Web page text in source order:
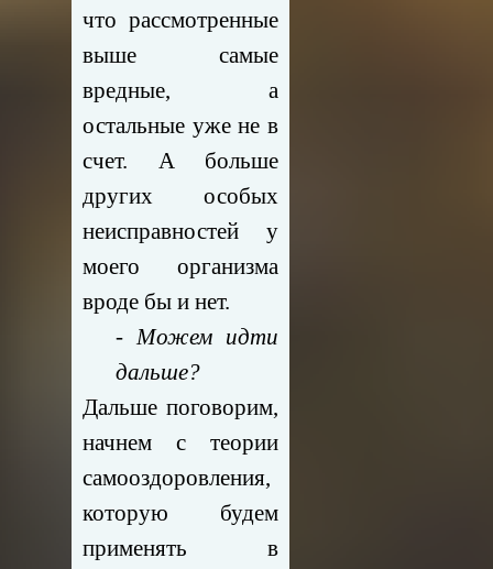
что рассмотренные
выше самые
вредные, а
остальные уже не в
счет. А больше
других особых
неисправностей у
моего организма
вроде бы и нет.
- Можем идти
дальше?
Дальше поговорим,
начнем с теории
самооздоровления,
которую будем
применять в